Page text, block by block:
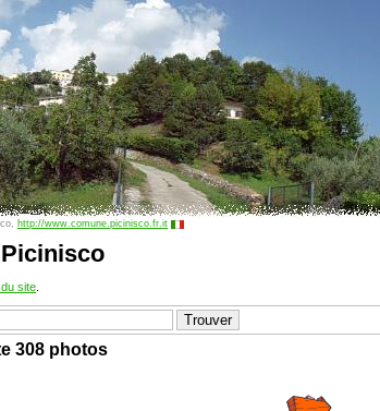
http://www.comune.picinisco.fr.it
site
308 photos